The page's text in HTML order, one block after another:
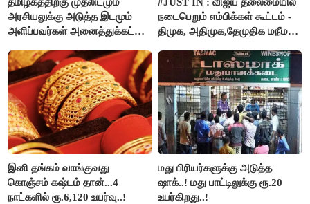
தமிழகத்திற்கு முதலிடமும்
அரசியலுக்கு அடுத்த இடமும்
அளிப்பவர்கள் அனைத்துக்கட்சி
பங்கேற்பார்கள் - மாணிக்கம்
தாகூர்..!!
#JUST IN : விஜய் தலைமையில்
நடைபெறும் எம்பிக்கள் கூட்டம் -
திமுக, அதிமுக,தேமுதிக மநீம
இனி தங்கம் வாங்குவது
கொஞ்சம் கஷ்டம் தான்...4
நாட்களில் ரூ.6,120 உயர்வு..!
மது பிரியர்களுக்கு அடுத்த
ஷாக்..! மது பாட்டிலுக்கு ரூ.20
உயர்கிறது..!